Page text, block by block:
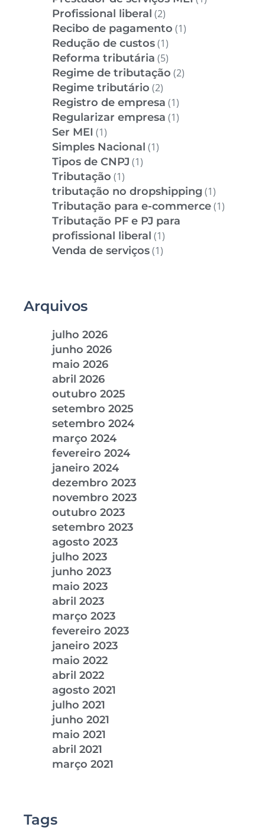
Profissional liberal (2)
Recibo de pagamento (1)
Redução de custos(1)
Reforma tributária (5)
Regime de tributação (2)
Regime tributário (2)
Registro de empresa (1)
Regularizar empresa (1)
Ser MEI (1)
Simples Nacional (1)
Tipos de CNPJ (1)
Tributação (1)
tributação no dropshipping (1)
Tributação para e-commerce(1)
Tributação PF e PJ para
profissional liberal (1)
Venda de serviços(1)
Arquivos
julho 2026
junho 2026
maio 2026
abril 2026
outubro 2025
setembro 2025
setembro 2024
março 2024
fevereiro 2024
janeiro 2024
dezembro 2023
novembro 2023
outubro 2023
setembro 2023
agosto 2023
julho 2023
junho 2023
maio 2023
abril 2023
março 2023
fevereiro 2023
janeiro 2023
maio 2022
abril 2022
agosto 2021
julho 2021
junho 2021
maio 2021
abril 2021
março 2021
Tags